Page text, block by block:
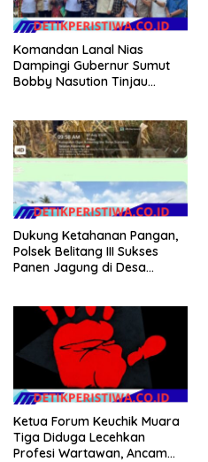
Komandan Lanal Nias
Dampingi Gubernur Sumut
Bobby Nasution Tinjau
Nias Utara
Dukung Ketahanan Pangan,
Polsek Belitang III Sukses
Panen Jagung di Desa
Ketua Forum Keuchik Muara
Tiga Diduga Lecehkan
Profesi Wartawan, Ancam